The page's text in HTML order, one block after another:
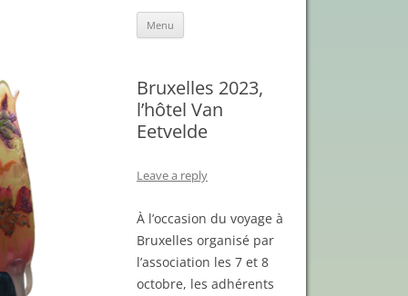
Menu
Bruxelles 2023,
l’hôtel Van
Eetvelde
Leave a reply
À l’occasion du voyage à
Bruxelles organisé par
l’association les 7 et 8
octobre, les adhérents